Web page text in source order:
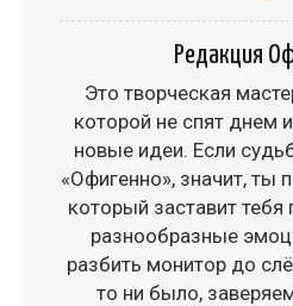
Редакция
Это творческая
которой не спят днем
новые идеи. Если
«Офигенно», значит, ты
который заставит
разнообразные
разбить монитор до
то ни было,